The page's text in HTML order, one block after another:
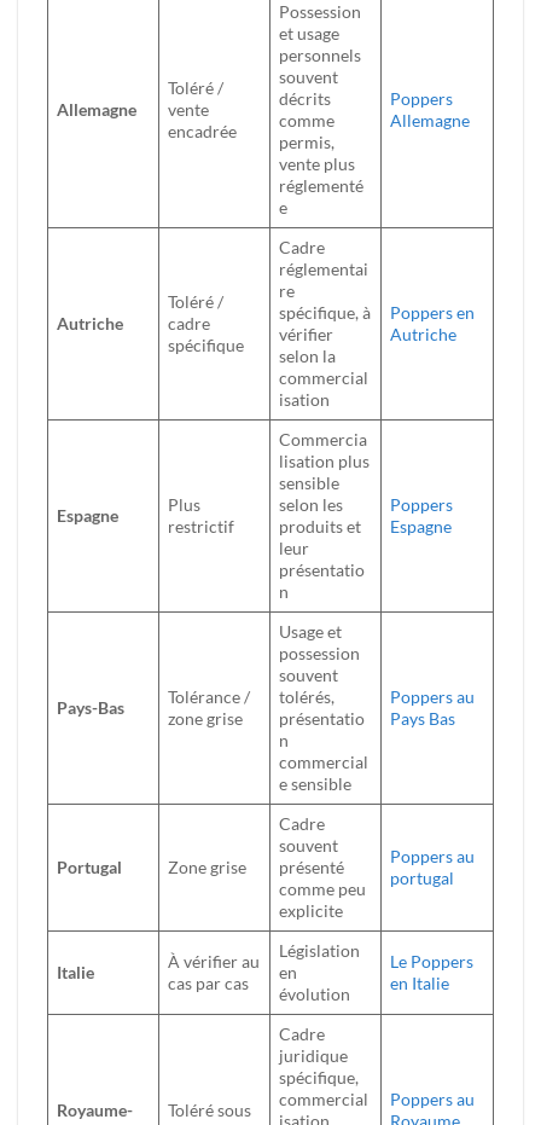
Allemagne
Toléré /
vente
encadrée
Possession
et usage
personnels
souvent
décrits
comme
permis,
vente plus
réglementé
e
Poppers
Allemagne
Autriche
Toléré /
cadre
spécifique
Cadre
réglementai
re
spécifique, à
vérifier
selon la
commercial
isation
Poppers en
Autriche
Espagne
Plus
restrictif
Commercia
lisation plus
sensible
selon les
produits et
leur
présentatio
n
Poppers
Espagne
Pays-Bas
Tolérance /
zone grise
Usage et
possession
souvent
tolérés,
présentatio
n
commercial
e sensible
Poppers au
Pays Bas
Portugal Zone grise
Cadre
souvent
présenté
comme peu
explicite
Poppers au
portugal
Italie
À vérifier au
cas par cas
Législation
en
évolution
Le Poppers
en Italie
Royaume-
Toléré sous
Cadre
juridique
spécifique,
commercial
Poppers au